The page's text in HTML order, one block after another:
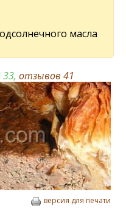
масла
33, отзывов 41
версия для печати